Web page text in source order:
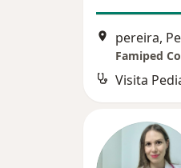
pereira,
Famiped
Visita